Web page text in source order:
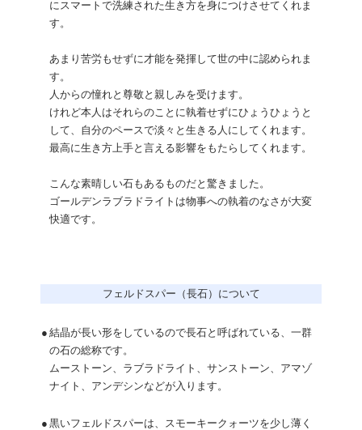
にスマートで洗練された生き方を身につけさせてくれま
す。
あまり苦労もせずに才能を発揮して世の中に認められま
す。
人からの憧れと尊敬と親しみを受けます。
けれど本人はそれらのことに執着せずにひょうひょうと
して、自分のペースで淡々と生きる人にしてくれます。
最高に生き方上手と言える影響をもたらしてくれます。
こんな素晴しい石もあるものだと驚きました。
ゴールデンラブラドライトは物事への執着のなさが大変
快適です。
フェルドスパー（長石）について
● 結晶が長い形をしているので長石と呼ばれている、一群
の石の総称です。
ムーストーン、ラブラドライト、サンストーン、アマゾ
ナイト、アンデシンなどが入ります。
● 黒いフェルドスパーは、スモーキークォーツを少し薄く